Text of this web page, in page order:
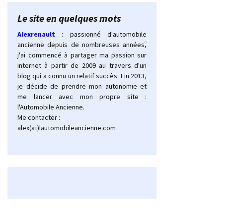
Le site en quelques mots
Alexrenault
: passionné d'automobile
ancienne depuis de nombreuses années,
j'ai commencé à partager ma passion sur
internet à partir de 2009 au travers d'un
blog qui a connu un relatif succès. Fin 2013,
je décide de prendre mon autonomie et
me lancer avec mon propre site :
l'Automobile Ancienne.
Me contacter :
alex(at)lautomobileancienne.com